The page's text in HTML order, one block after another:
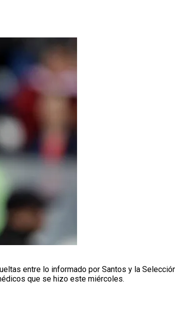
entre lo informado por Santos y la
que se hizo este miércoles.